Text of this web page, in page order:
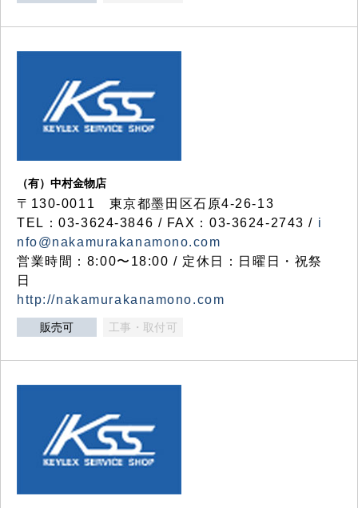
（有）中村金物店
〒130-0011 東京都墨田区石原4-26-13
TEL：03-3624-3846 / FAX：03-3624-2743 / i
nfo@nakamurakanamono.com
営業時間：8:00〜18:00 / 定休日：日曜日・祝祭
日
http://nakamurakanamono.com
販売可 工事・取付可